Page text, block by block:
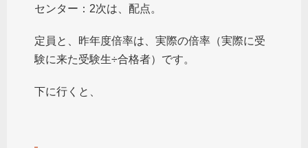
センター：2次は、配点。
定員と、昨年度倍率は、実際の倍率（実際に受
験に来た受験生÷合格者）です。
下に行くと、